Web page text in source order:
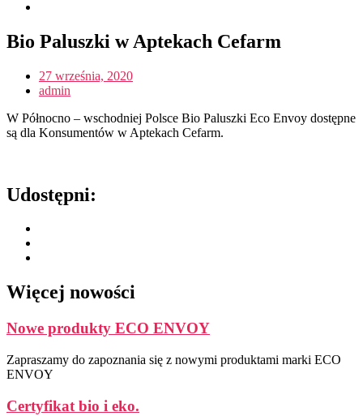
Bio Paluszki w Aptekach Cefarm
27 września, 2020
admin
W Północno – wschodniej Polsce Bio Paluszki Eco Envoy dostępne
są dla Konsumentów w Aptekach Cefarm.
Udostępni:
Więcej nowości
Nowe produkty ECO ENVOY
Zapraszamy do zapoznania się z nowymi produktami marki ECO
ENVOY
Certyfikat bio i eko.